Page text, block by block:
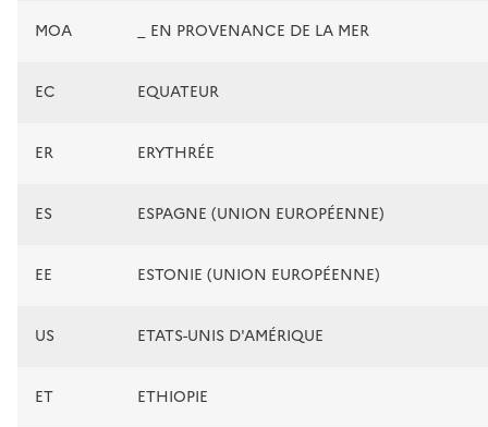
MOA _ EN PROVENANCE DE LA MER
EC EQUATEUR
ER ERYTHRÉE
ES ESPAGNE (UNION EUROPÉENNE)
EE ESTONIE (UNION EUROPÉENNE)
US ETATS-UNIS D'AMÉRIQUE
ET ETHIOPIE